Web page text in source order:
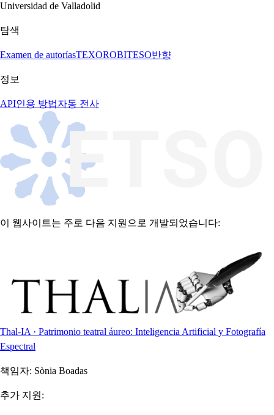
Universidad de Valladolid
탐색
Examen de autoríasTEXOROBITESO반향
정보
API인용 방법자동 전사
이 웹사이트는 주로 다음 지원으로 개발되었습니다:
Thal-IA · Patrimonio teatral áureo: Inteligencia Artificial y Fotografía
Espectral
책임자: Sònia Boadas
추가 지원: